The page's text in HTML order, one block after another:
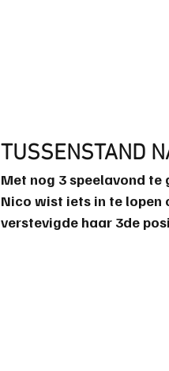
TUSSENSTAND
Met nog 3 speelavond
Nico wist iets in te lopen
verstevigde haar 3de